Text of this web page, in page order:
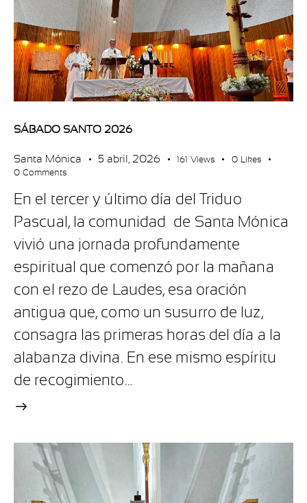
SÁBADO SANTO 2026
Santa Mónica 5 abril, 2026 161 Views 0 Likes
0 Comments
En el tercer y último día del Triduo
Pascual, la comunidad de Santa Mónica
vivió una jornada profundamente
espiritual que comenzó por la mañana
con el rezo de Laudes, esa oración
antigua que, como un susurro de luz,
consagra las primeras horas del día a la
alabanza divina. En ese mismo espíritu
de recogimiento…